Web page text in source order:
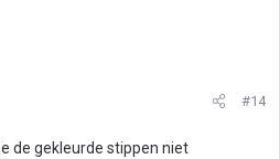
#14
de gekleurde stippen niet